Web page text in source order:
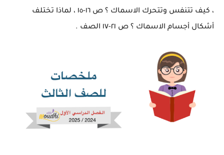
، كيف تتنفس وتتحرك الاسماك ؟ ص ١٦-١٥ ، لماذا تختلف
أشكال أجسام الاسماك ؟ ص ٢١-١٧ الصف .